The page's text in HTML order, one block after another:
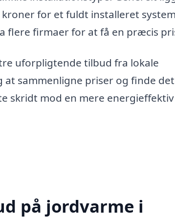
for et fuldt installeret
flere firmaer for at få en præcis
uforpligtende tilbud fra lokale
sammenligne priser og finde det
skridt mod en mere energieffektiv
på jordvarme i